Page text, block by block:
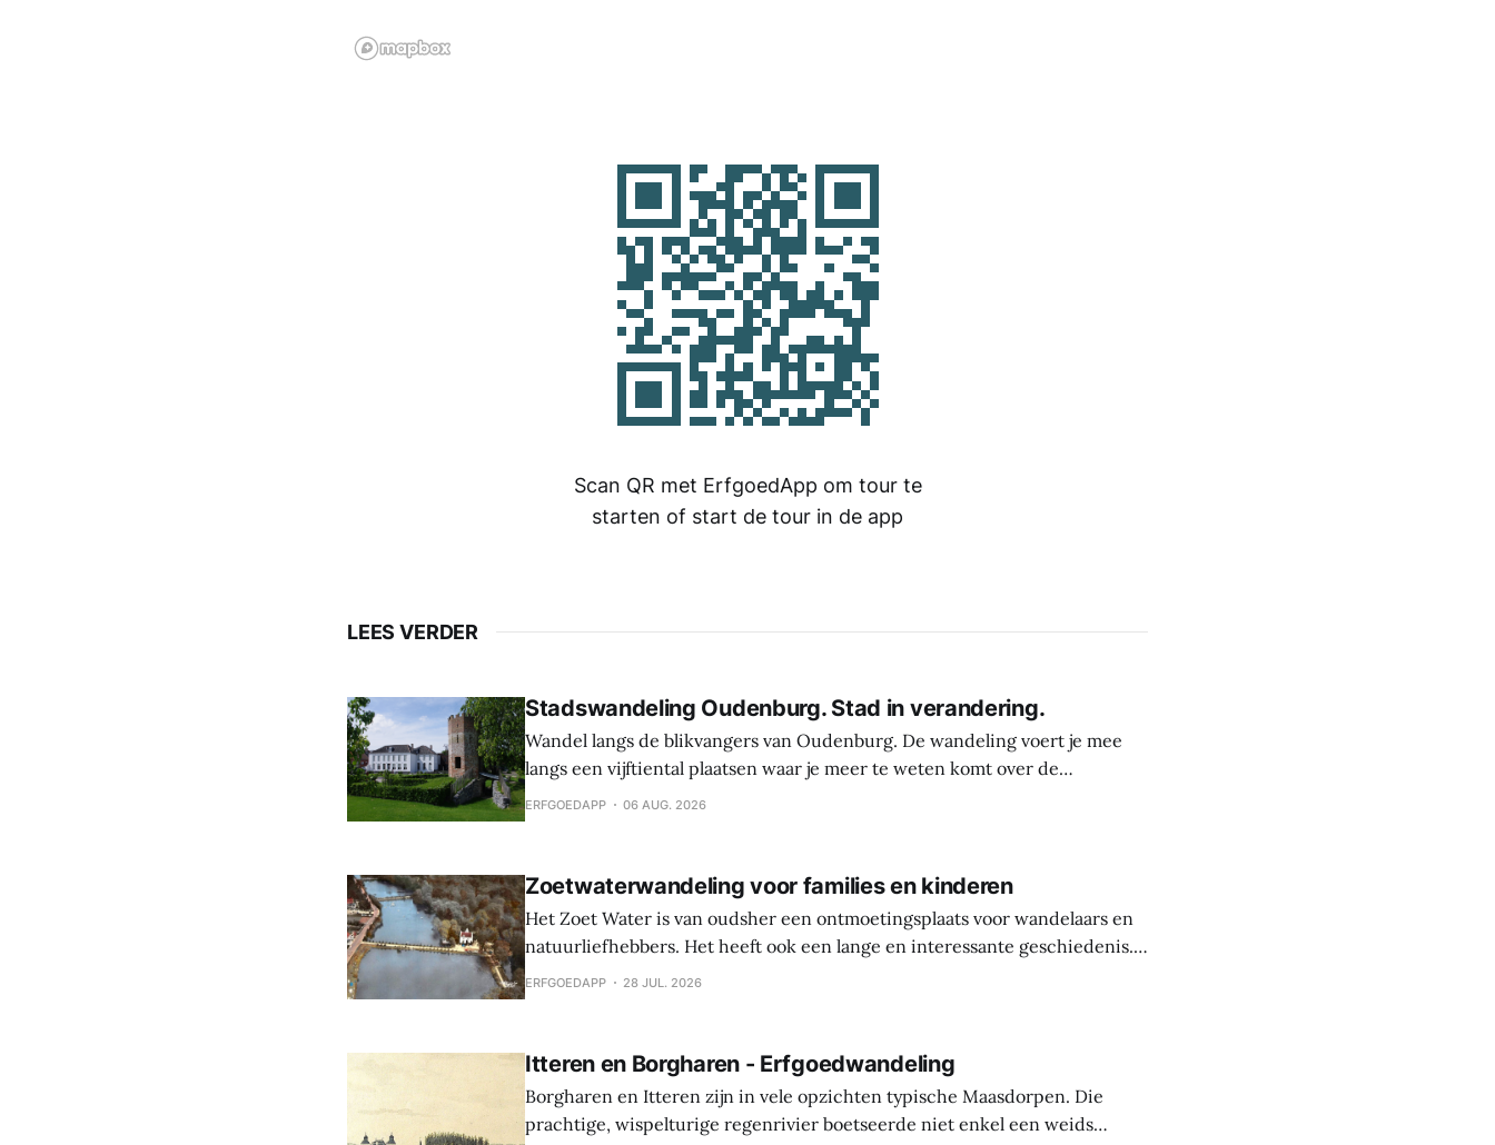
Scan QR met ErfgoedApp om tour te
starten of start de tour in de app
LEES VERDER
Stadswandeling Oudenburg. Stad in verandering.
Wandel langs de blikvangers van Oudenburg. De wandeling voert je mee
langs een vijftiental plaatsen waar je meer te weten komt over de
geschiedenis, weetjes en toekomstplannen van de bijzonderste plekken in
ERFGOEDAPP 06 AUG. 2026
Zoetwaterwandeling voor families en kinderen
Het Zoet Water is van oudsher een ontmoetingsplaats voor wandelaars en
natuurliefhebbers. Het heeft ook een lange en interessante geschiedenis.
Hier werden sporen gevonden van bewoning en landbouw uit de steentijd.
ERFGOEDAPP 28 JUL. 2026
Itteren en Borgharen - Erfgoedwandeling
Borgharen en Itteren zijn in vele opzichten typische Maasdorpen. Die
prachtige, wispelturige regenrivier boetseerde niet enkel een weids